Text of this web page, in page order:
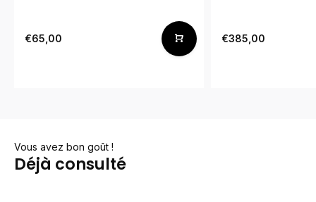
€65,00 €385,00
Vous avez bon goût !
Déjà consulté